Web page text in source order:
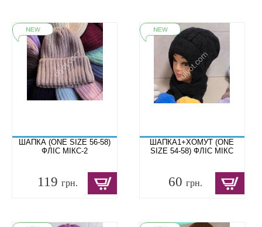
ШАПКА (ONE SIZE 56-58)
ФЛІС МІКС-2
119 грн.
ШАПКА1+ХОМУТ (ONE
SIZE 54-58) ФЛІС МІКС
60 грн.